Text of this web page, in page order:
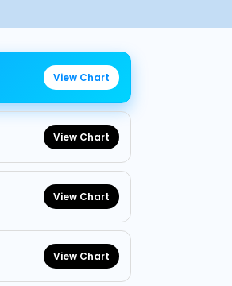
View Chart
View Chart
View Chart
View Chart